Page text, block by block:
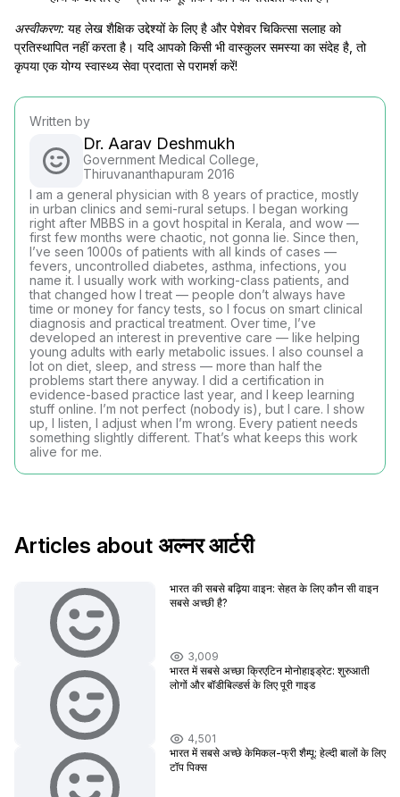
अस्वीकरण: यह लेख शैक्षिक उद्देश्यों के लिए है और पेशेवर चिकित्सा सलाह को
प्रतिस्थापित नहीं करता है। यदि आपको किसी भी वास्कुलर समस्या का संदेह है, तो
कृपया एक योग्य स्वास्थ्य सेवा प्रदाता से परामर्श करें!
Written by
Dr. Aarav Deshmukh
Government Medical College,
Thiruvananthapuram 2016
I am a general physician with 8 years of practice, mostly
in urban clinics and semi-rural setups. I began working
right after MBBS in a govt hospital in Kerala, and wow —
first few months were chaotic, not gonna lie. Since then,
I’ve seen 1000s of patients with all kinds of cases —
fevers, uncontrolled diabetes, asthma, infections, you
name it. I usually work with working-class patients, and
that changed how I treat — people don’t always have
time or money for fancy tests, so I focus on smart clinical
diagnosis and practical treatment. Over time, I’ve
developed an interest in preventive care — like helping
young adults with early metabolic issues. I also counsel a
lot on diet, sleep, and stress — more than half the
problems start there anyway. I did a certification in
evidence-based practice last year, and I keep learning
stuff online. I’m not perfect (nobody is), but I care. I show
up, I listen, I adjust when I’m wrong. Every patient needs
something slightly different. That’s what keeps this work
alive for me.
Articles about अल्नर आर्टरी
भारत की सबसे बढ़िया वाइन: सेहत के लिए कौन सी वाइन
सबसे अच्छी है?
3,009
भारत में सबसे अच्छा क्रिएटिन मोनोहाइड्रेट: शुरुआती
लोगों और बॉडीबिल्डर्स के लिए पूरी गाइड
4,501
भारत में सबसे अच्छे केमिकल-फ्री शैम्पू: हेल्दी बालों के लिए
टॉप पिक्स